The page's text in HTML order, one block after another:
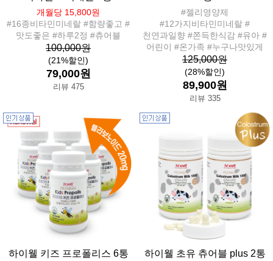
개월당 15,800원
#16종비타민미네랄 #함량좋고 #
맛도좋은 #하루2정 #츄어블
100,000원
(21%할인)
79,000원
리뷰 475
#젤리영양제
#12가지비타민미네랄 #
천연과일향 #쫀득한식감 #유아 #
어린이 #온가족 #누구나맛있게
125,000원
(28%할인)
89,900원
리뷰 335
하이웰 키즈 프로폴리스 6통
하이웰 초유 츄어블 plus 2통